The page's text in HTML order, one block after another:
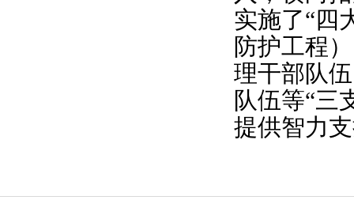
实施了“四
防护工程
理干部队
队伍等“三
提供智力